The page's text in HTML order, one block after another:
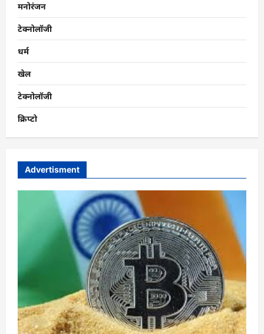
मनोरंजन
टेक्नोलॉजी
धर्म
खेल
टेक्नोलॉजी
क्रिप्टो
Advertisment